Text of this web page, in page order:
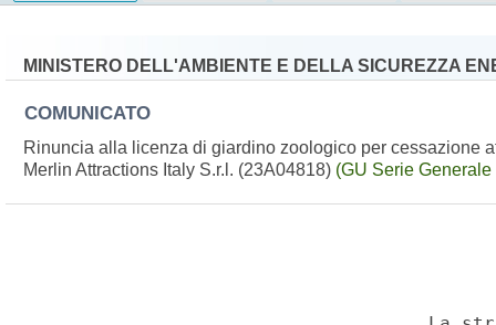
MINISTERO DELL'AMBIENTE E DELLA SICUREZZA
COMUNICATO
Rinuncia alla licenza di giardino zoologico per cessazione
Merlin Attractions Italy S.r.l. (23A04818) (GU Serie